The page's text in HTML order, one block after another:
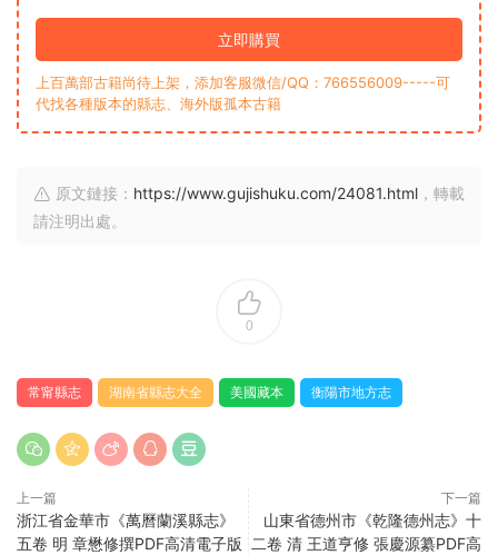
立即購買
上百萬部古籍尚待上架，添加客服微信/QQ：766556009-----可
代找各種版本的縣志、海外版孤本古籍
原文鏈接： https://www.gujishuku.com/24081.html ，轉載
請注明出處。
0
常甯縣志 湖南省縣志大全 美國藏本 衡陽市地方志
上一篇
浙江省金華市《萬曆蘭溪縣志》
五卷 明 章懋修撰PDF高清電子版
下一篇
山東省德州市《乾隆德州志》十
二卷 清 王道亨修 張慶源纂PDF高